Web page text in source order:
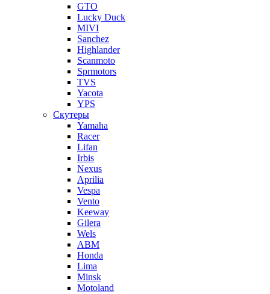
GTO
Lucky Duck
MIVI
Sanchez
Highlander
Scanmoto
Sprmotors
TVS
Yacota
YPS
Скутеры
Yamaha
Racer
Lifan
Irbis
Nexus
Aprilia
Vespa
Vento
Keeway
Gilera
Wels
ABM
Honda
Lima
Minsk
Motoland